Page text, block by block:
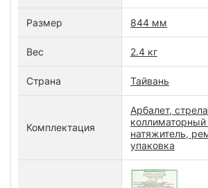
Размер 844 мм
Вес 2.4 кг
Страна Тайвань
Комплектация
Арбалет,
натяжитель,
упаковка